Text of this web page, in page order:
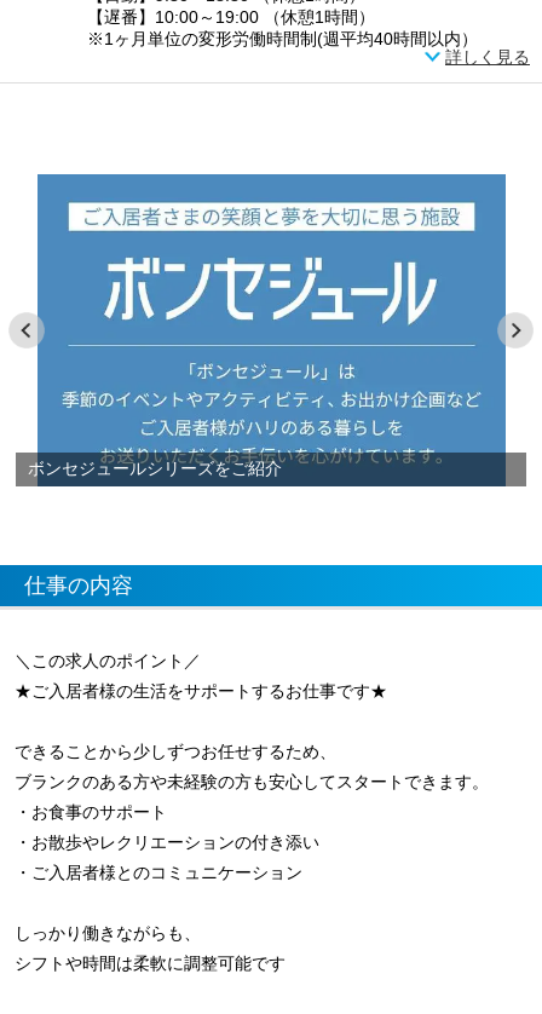
【遅番】10:00～19:00 （休憩1時間）
※1ヶ月単位の変形労働時間制(週平均40時間以内）
詳しく見る
ボンセジュールシリーズをご紹介
仕事の内容
＼この求人のポイント／
★ご入居者様の生活をサポートするお仕事です★
できることから少しずつお任せするため、
ブランクのある方や未経験の方も安心してスタートできます。
・お食事のサポート
・お散歩やレクリエーションの付き添い
・ご入居者様とのコミュニケーション
しっかり働きながらも、
シフトや時間は柔軟に調整可能です